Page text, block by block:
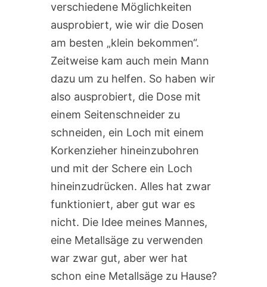
verschiedene Möglichkeiten
ausprobiert, wie wir die Dosen
am besten „klein bekommen“.
Zeitweise kam auch mein Mann
dazu um zu helfen. So haben wir
also ausprobiert, die Dose mit
einem Seitenschneider zu
schneiden, ein Loch mit einem
Korkenzieher hineinzubohren
und mit der Schere ein Loch
hineinzudrücken. Alles hat zwar
funktioniert, aber gut war es
nicht. Die Idee meines Mannes,
eine Metallsäge zu verwenden
war zwar gut, aber wer hat
schon eine Metallsäge zu Hause?